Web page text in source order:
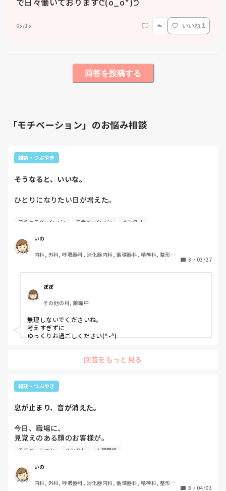
05/15 いいね 1
回答を投稿する
「モチベーション」のお悩み相談
雑談・つぶやき
そうなると、いいな。
ひとりになりたい日が増えた。
旦那と喧嘩とかそういうのじゃない。
自分だけの問題で。
夜は理由なく眠れない日が続く。
息が止まるくらいの動悸と耳鳴り。
急に悲しくなって涙が出る。
母に相談した。
すると、
症状は全く同じ。
いろんな悪い環境が重なって、
私もそうなのかな。
今度、婦人科に行って相談する予定。
何もないのに心だけが疲れていく。
原因と言えば1つ。
コミュニケーション モチベーション メンタル
いの
内科, 外科, 呼吸器科, 消化器内科, 循環器科, 精神科, 整形外
8 ・ 03/27
ぽぽ
その他の科, 離職中
無理しないでくださいね。
考えすぎずに
ゆっくりお過ごしください(^-^)
回答をもっと見る
雑談・つぶやき
息が止まり、音が消えた。
今日、職場に、
見覚えのある顔のお客様が。
声もなんだか聞き覚えが…。
お母様と2人で来ていたみたい。
モチベーション メンタル 人間関係
いの
内科, 外科, 呼吸器科, 消化器内科, 循環器科, 精神科, 整形外
8 ・ 04/03